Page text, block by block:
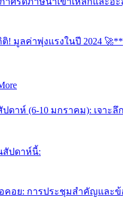
! มูลค่าพุ่งแรงในปี 2024 🚀**
ดาห์ (6-10 มกราคม): เจาะ
สัปดาห์นี้:
อย: การประชุมสำคัญและข้